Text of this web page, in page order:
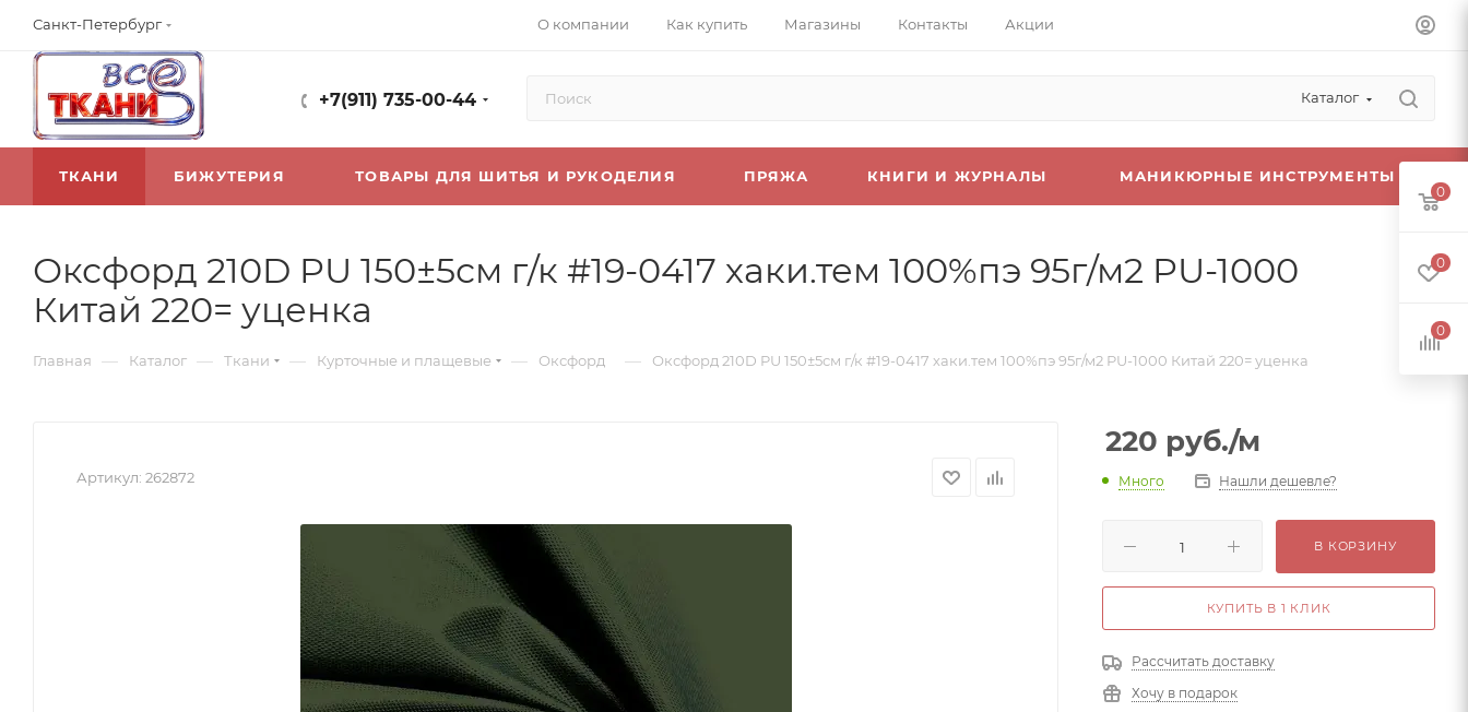
Санкт-Петербург О компании Как купить Магазины Контакты Акции
+7(911) 735-00-44 Каталог
ТКАНИ БИЖУТЕРИЯ ТОВАРЫ ДЛЯ ШИТЬЯ И РУКОДЕЛИЯ ПРЯЖА КНИГИ И ЖУРНАЛЫ МАНИКЮРНЫЕ ИНСТРУМЕНТЫ
Оксфорд 210D PU 150±5см г/к #19-0417 хаки.тем 100%пэ 95г/м2 PU-1000
Китай 220= уценка
Главная — Каталог — Ткани — Курточные и плащевые — Оксфорд — Оксфорд 210D PU 150±5см г/к #19-0417 хаки.тем 100%пэ 95г/м2 PU-1000 Китай 220= уценка
Артикул: 262872
220 руб./м
Много Нашли дешевле?
В КОРЗИНУ
КУПИТЬ В 1 КЛИК
Рассчитать доставку
Хочу в подарок
0
0
0